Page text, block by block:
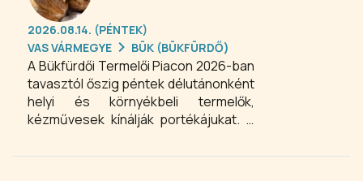
2026.08.14. (PÉNTEK)
VAS VÁRMEGYE
BÜK (BÜKFÜRDŐ)
A Bükfürdői Termelői Piacon 2026-ban
tavasztól őszig péntek délutánonként
helyi és környékbeli termelők,
kézművesek kínálják portékájukat. A
páratlan gyógyvízzel és a lebilincselő